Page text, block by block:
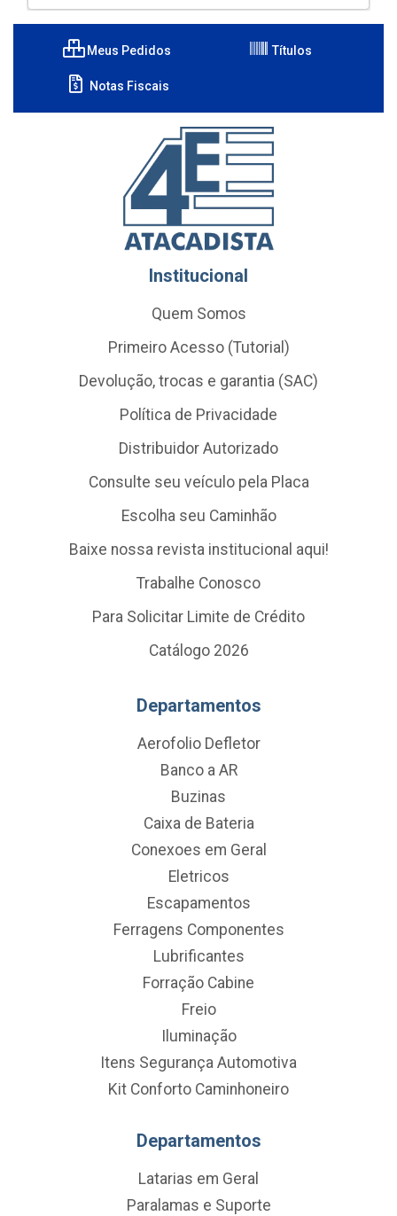
Meus Pedidos Títulos
Notas Fiscais
Institucional
Quem Somos
Primeiro Acesso (Tutorial)
Devolução, trocas e garantia (SAC)
Política de Privacidade
Distribuidor Autorizado
Consulte seu veículo pela Placa
Escolha seu Caminhão
Baixe nossa revista institucional aqui!
Trabalhe Conosco
Para Solicitar Limite de Crédito
Catálogo 2026
Departamentos
Aerofolio Defletor
Banco a AR
Buzinas
Caixa de Bateria
Conexoes em Geral
Eletricos
Escapamentos
Ferragens Componentes
Lubrificantes
Forração Cabine
Freio
Iluminação
Itens Segurança Automotiva
Kit Conforto Caminhoneiro
Departamentos
Latarias em Geral
Paralamas e Suporte